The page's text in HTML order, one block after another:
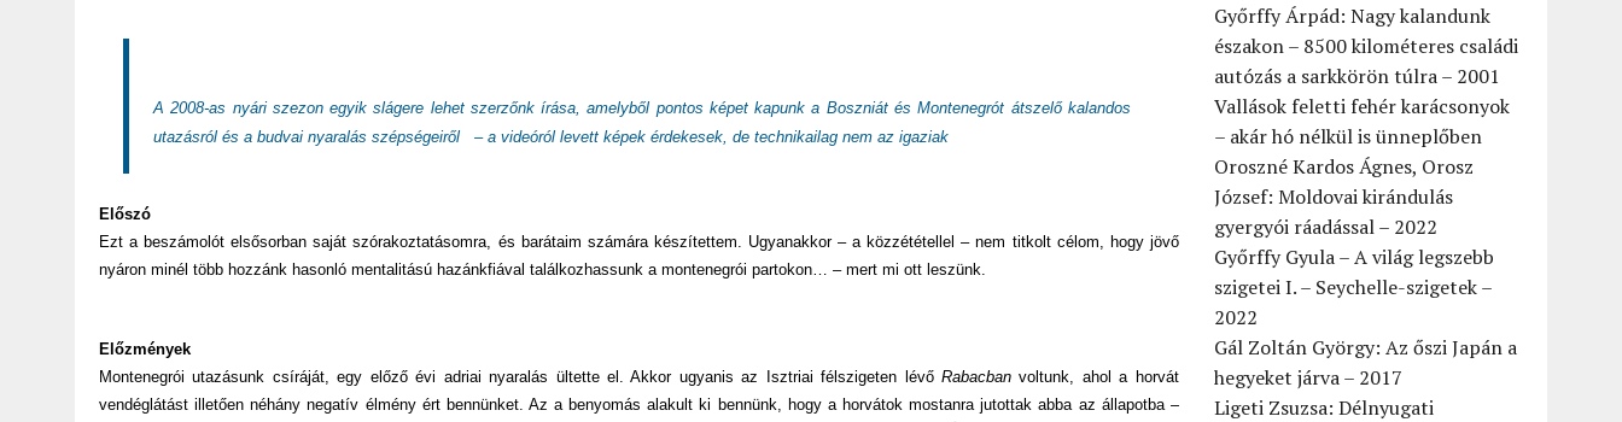
A 2008-as nyári szezon egyik slágere lehet szerzőnk írása, amelyből pontos képet kapunk a Boszniát és Montenegrót átszelő kalandos
utazásról és a budvai nyaralás szépségeiről – a videóról levett képek érdekesek, de technikailag nem az igaziak
Előszó
Ezt a beszámolót elsősorban saját szórakoztatásomra, és barátaim számára készítettem. Ugyanakkor – a közzététellel – nem titkolt célom, hogy jövő
nyáron minél több hozzánk hasonló mentalitású hazánkfiával találkozhassunk a montenegrói partokon… – mert mi ott leszünk.
Előzmények
Montenegrói utazásunk csíráját, egy előző évi adriai nyaralás ültette el. Akkor ugyanis az Isztriai félszigeten lévőRabacban voltunk, ahol a horvát
vendéglátást illetően néhány negatív élmény ért bennünket. Az a benyomás alakult ki bennünk, hogy a horvátok mostanra jutottak abba az állapotba –
Győrffy Árpád: Nagy kalandunk
északon – 8500 kilométeres családi
autózás a sarkkörön túlra – 2001
Vallások feletti fehér karácsonyok
– akár hó nélkül is ünneplőben
Oroszné Kardos Ágnes, Orosz
József: Moldovai kirándulás
gyergyói ráadással – 2022
Győrffy Gyula – A világ legszebb
szigetei I. – Seychelle-szigetek –
2022
Gál Zoltán György: Az őszi Japán a
hegyeket járva – 2017
Ligeti Zsuzsa: Délnyugati